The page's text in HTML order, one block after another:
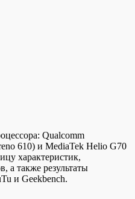
Qualcomm
610) и MediaTek Helio G70
характеристик,
а также результаты
и Geekbench.